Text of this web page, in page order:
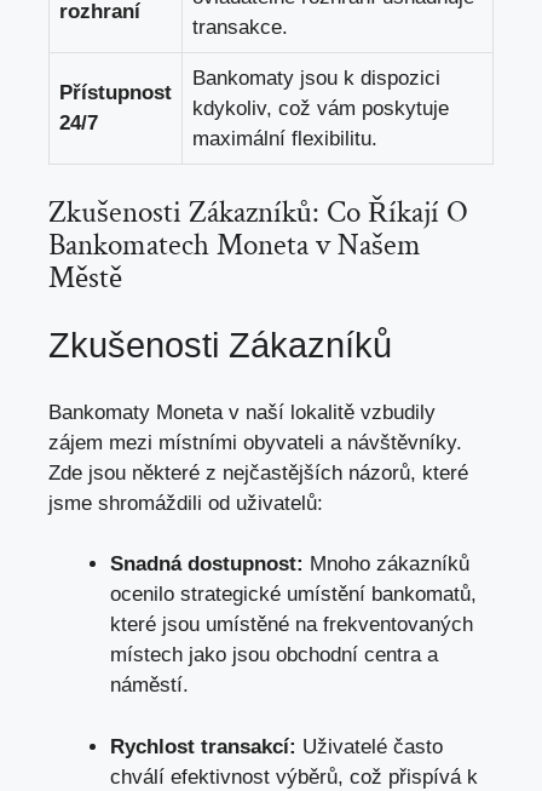
rozhraní
transakce.
Přístupnost
24/7
Bankomaty jsou k dispozici
kdykoliv, což vám poskytuje
maximální flexibilitu.
Zkušenosti Zákazníků: Co Říkají O
Bankomatech Moneta v Našem
Městě
Zkušenosti Zákazníků
Bankomaty Moneta v naší lokalitě vzbudily
zájem mezi místními obyvateli a návštěvníky.
Zde jsou některé z nejčastějších názorů, které
jsme shromáždili od uživatelů:
Snadná dostupnost: Mnoho zákazníků
ocenilo strategické umístění bankomatů,
které jsou umístěné na frekventovaných
místech jako jsou obchodní centra a
náměstí.
Rychlost transakcí: Uživatelé často
chválí efektivnost výběrů, což přispívá k